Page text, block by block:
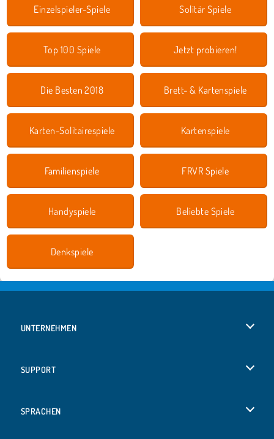
Einzelspieler-Spiele Solitär Spiele
Top 100 Spiele Jetzt probieren!
Die Besten 2018 Brett- & Kartenspiele
Karten-Solitairespiele Kartenspiele
Familienspiele FRVR Spiele
Handyspiele Beliebte Spiele
Denkspiele
UNTERNEHMEN
SUPPORT
SPRACHEN